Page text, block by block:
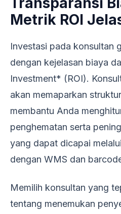
Metrik ROI
Investasi pada konsultan
dengan kejelasan biaya
Investment* (ROI).
akan memaparkan
membantu Anda
penghematan serta
yang dapat dicapai
dengan WMS dan
Memilih konsultan yang
tentang menemukan